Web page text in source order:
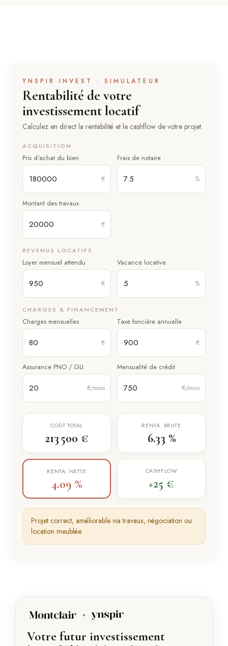
YNSPIR INVEST · SIMULATEUR
Rentabilité de votre
investissement locatif
Calculez en direct la rentabilité et le cashflow de votre projet.
ACQUISITION
Prix d'achat du bien
€
Frais de notaire
%
Montant des travaux
€
REVENUS LOCATIFS
Loyer mensuel attendu
€
Vacance locative
%
CHARGES & FINANCEMENT
Charges mensuelles
€
Taxe foncière annuelle
€
Assurance PNO / GLI
€/mois
Mensualité de crédit
€/mois
COÛT TOTAL
213 500 €
RENTA. BRUTE
6.33 %
RENTA. NETTE
4.09 %
CASHFLOW
+25 €
Projet correct, améliorable via travaux, négociation ou
location meublée.
Votre futur investissement